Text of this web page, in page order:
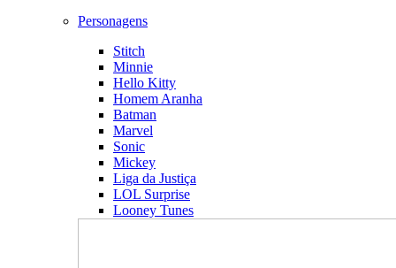
Personagens
Stitch
Minnie
Hello Kitty
Homem Aranha
Batman
Marvel
Sonic
Mickey
Liga da Justiça
LOL Surprise
Looney Tunes